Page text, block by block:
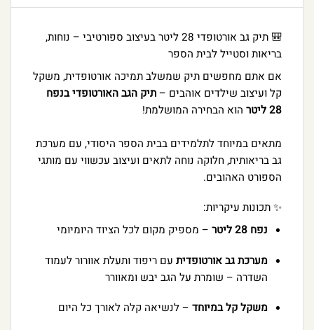
🎒 תיק גב אורטופדי 28 ליטר בעיצוב ספורטיבי – נוחות,
בריאות וסטייל לבית הספר
אם אתם מחפשים תיק שמשלב תמיכה אורטופדית, משקל
קל ועיצוב שילדים אוהבים –תיק הגב האורטופדי בנפח
28 ליטר
הוא הבחירה המושלמת!
מתאים במיוחד לתלמידים בבית הספר היסודי, עם מערכת
גב בריאותית, חלוקה נוחה לתאים ועיצוב עכשווי עם מותגי
הספורט האהובים.
✨ תכונות עיקריות:
נפח 28 ליטר
– מספיק מקום לכל הציוד היומיומי
מערכת גב אורטופדיתעם ריפוד ותעלת אוורור לעמוד
השדרה – שומרת על הגב יבש ומאוורר
משקל קל במיוחד– לנשיאה קלה לאורך כל היום